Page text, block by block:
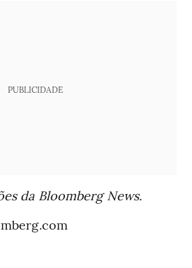
PUBLICIDADE
da Bloomberg News.